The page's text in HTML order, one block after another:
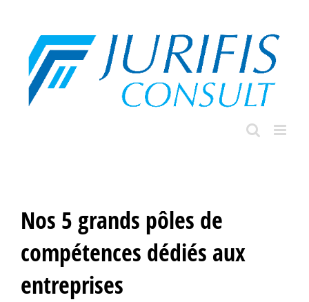
Nos 5 grands pôles de
compétences dédiés aux
entreprises